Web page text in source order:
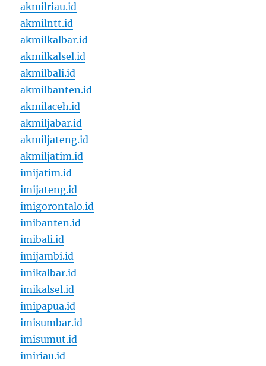
akmilriau.id
akmilntt.id
akmilkalbar.id
akmilkalsel.id
akmilbali.id
akmilbanten.id
akmilaceh.id
akmiljabar.id
akmiljateng.id
akmiljatim.id
imijatim.id
imijateng.id
imigorontalo.id
imibanten.id
imibali.id
imijambi.id
imikalbar.id
imikalsel.id
imipapua.id
imisumbar.id
imisumut.id
imiriau.id